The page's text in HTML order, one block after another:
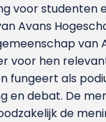
voor studenten
Avans
van
voor hen
fungeert als
en debat. De
de